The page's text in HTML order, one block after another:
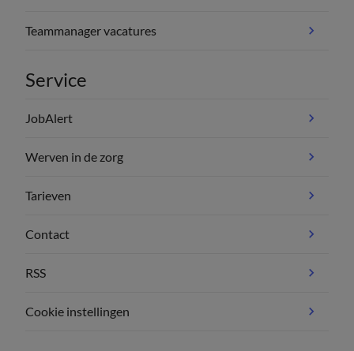
Teammanager vacatures
Service
JobAlert
Werven in de zorg
Tarieven
Contact
RSS
Cookie instellingen